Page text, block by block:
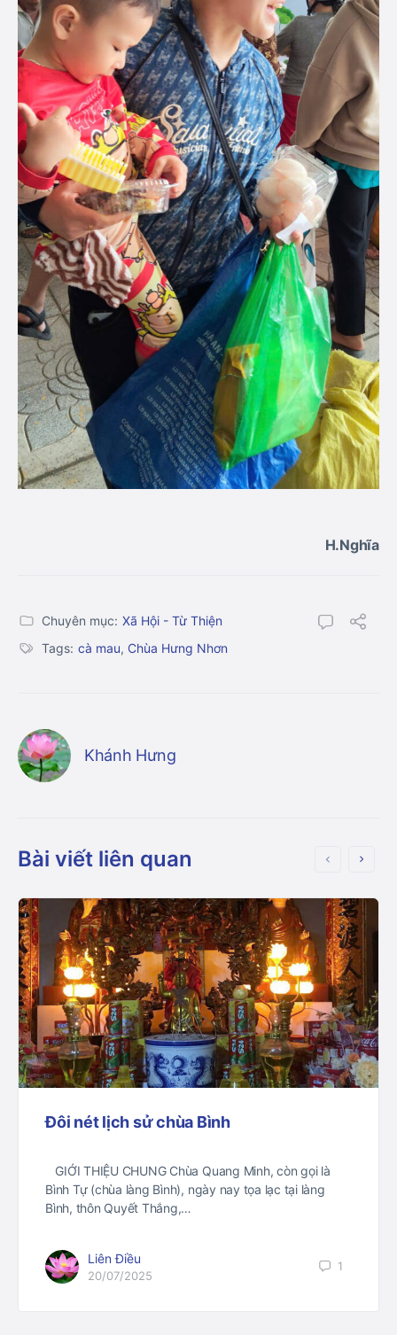
H.Nghĩa
Chuyên mục: Xã Hội - Từ Thiện
Tags: cà mau, Chùa Hưng Nhơn
Khánh Hưng
Bài viết liên quan
Đôi nét lịch sử chùa Bình
GIỚI THIỆU CHUNG Chùa Quang Minh, còn gọi là
Bình Tự (chùa làng Bình), ngày nay tọa lạc tại làng
Bình, thôn Quyết Thắng,…
Liên Điều
20/07/2025
1